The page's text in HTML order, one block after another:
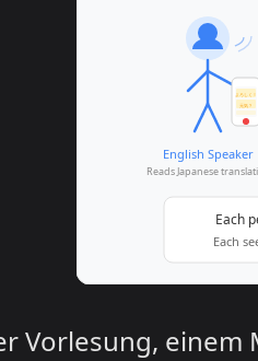
Vorlesung,